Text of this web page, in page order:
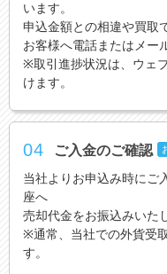
います。
申込金額との相違や買取
お客様へ電話またはメー
※取引進捗状況は、ウェ
けます。
04 ご入金のご確認
当社よりお申込み時にご
座へ
売却代金をお振込みいた
※通常、当社での外貨受
す。